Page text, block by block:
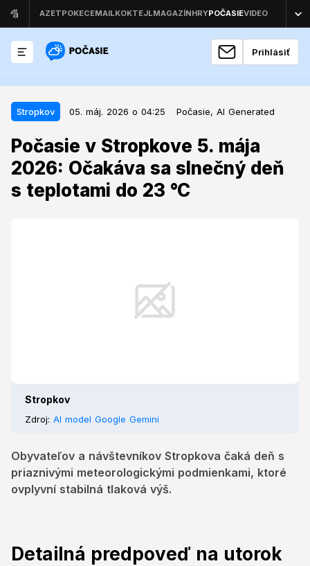
Prihlásiť
Stropkov 05. máj. 2026 o 04:25 Počasie, AI Generated
Počasie v Stropkove 5. mája
2026: Očakáva sa slnečný deň
s teplotami do 23 °C
Stropkov
Zdroj: AI model Google Gemini
Obyvateľov a návštevníkov Stropkova čaká deň s
priaznivými meteorologickými podmienkami, ktoré
ovplyvní stabilná tlaková výš.
Stropkov 05. máj. 2026 o 04:25
Počasie v Stropkove 5. mája 2026:
Očakáva sa slnečný deň s
teplotami do 23 °C
Detailná predpoveď na utorok